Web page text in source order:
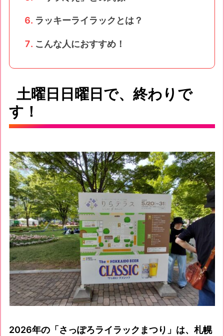
ラッキーライラックとは？
こんな人におすすめ！
土曜日日曜日で、終わりで
す！
2026年の「さっぽろライラックまつり」は、札幌